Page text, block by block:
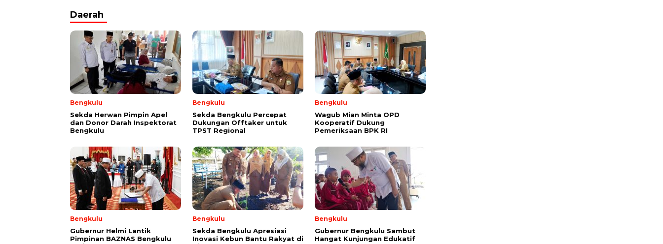
Daerah
Bengkulu
Sekda Herwan Pimpin Apel
dan Donor Darah Inspektorat
Bengkulu
Bengkulu
Sekda Bengkulu Percepat
Dukungan Offtaker untuk
TPST Regional
Bengkulu
Wagub Mian Minta OPD
Kooperatif Dukung
Pemeriksaan BPK RI
Bengkulu
Gubernur Helmi Lantik
Pimpinan BAZNAS Bengkulu
Bengkulu
Sekda Bengkulu Apresiasi
Inovasi Kebun Bantu Rakyat di
Bengkulu
Gubernur Bengkulu Sambut
Hangat Kunjungan Edukatif